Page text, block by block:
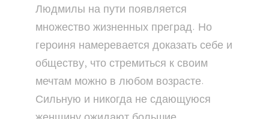
Людмилы на пути появляется
множество жизненных преград. Но
героиня намеревается доказать себе и
обществу, что стремиться к своим
мечтам можно в любом возрасте.
Сильную и никогда не сдающуюся